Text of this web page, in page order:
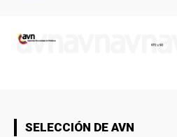
SELECCIÓN DE AVN